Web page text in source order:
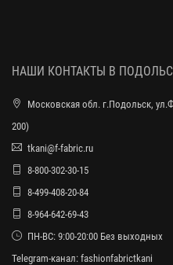
НАШИ КОНТАКТЫ В
Московская обл. г.Подольск,
200)
tkani@f-fabric.ru
8-800-302-30-15
8-499-408-20-84
8-964-642-69-43
ПН-ВС: 9:00-20:00 Без выходных
Telegram-канал: fashionfabrictkani